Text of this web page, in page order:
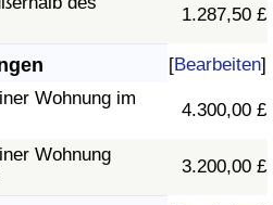
1.287,50 £
[Bearbeiten]
Wohnung im
4.300,00 £
Wohnung
3.200,00 £